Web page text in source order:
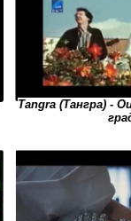
Tangra (Тангра) -